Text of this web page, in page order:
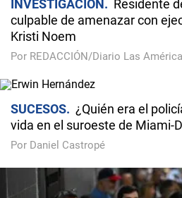
INVESTIGACIÓN
Residente
culpable de amenazar con
Kristi Noem
Por REDACCIÓN/Diario Las
SUCESOS
¿Quién era el
vida en el suroeste de Miami-
Por Daniel Castropé